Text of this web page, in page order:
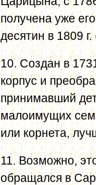
получена уже
десятин в 1809
10. Создан в
корпус и
принимавший
малоимущих
или корнета,
11. Возможно,
обращался в